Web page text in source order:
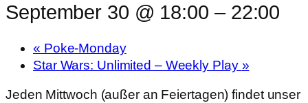
September 30 @ 18:00 – 22:00
« Poke-Monday
Star Wars: Unlimited – Weekly Play »
Jeden Mittwoch (außer an Feiertagen) findet unser